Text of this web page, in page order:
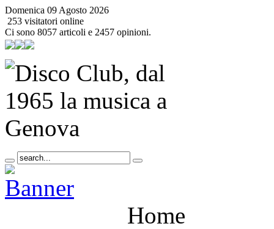
Domenica 09 Agosto 2026
253 visitatori online
Ci sono 8057 articoli e 2457 opinioni.
Home